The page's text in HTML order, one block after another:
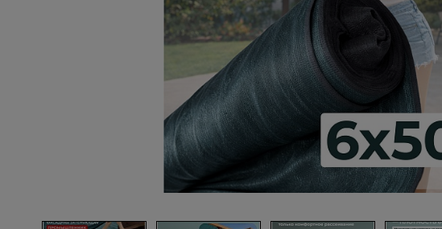
Тачки строительные и садовые
Лестницы и стремянки
Штукатурные комплекты
Сварочные аппараты
Тепловые пушки
Металл и металлообработка